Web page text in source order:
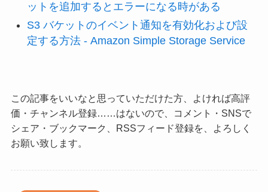
ットを追加するとエラーになる時がある
S3 バケットのイベント通知を有効化および設
定する方法 - Amazon Simple Storage Service
この記事をいいなと思っていただけた方、よければ高評
価・チャンネル登録……はないので、コメント・SNSで
シェア・ブックマーク、RSSフィード登録を、よろしく
お願い致します。